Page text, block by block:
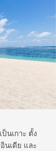
นเกาะ ตั้ง
นเดีย และ